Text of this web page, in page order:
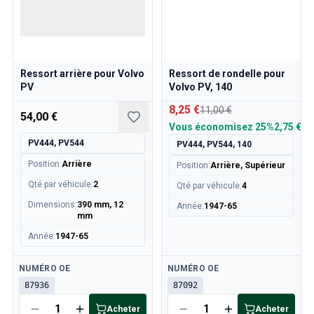
Volvo 140/164 Chauffage/Air frais
Volvo 140/164 Pièces intérieures
Volvo 140/164 Transmission/Suspension arrière
Volvo 140/164 Divers
Volvo 140/164 Roues/Enjoliveurs
Pièces Volvo 240/260
Volvo 240/260 Système de carburant/échappement
Volvo 240/260 Équipement électrique
Volvo 240/260 Pièces intérieures
Volvo 240/260 Pièces de moteur
Volvo 240/260 Pièces de carrosserie
Volvo 240/260 Chauffage/Air frais
Ressort arrière pour Volvo
PV
54,00 €
PV444, PV544
Position:Arrière
Qté par véhicule:2
Dimensions:390 mm, 12
mm
Année:1947-65
Disponible
NUMÉRO OE
87936
Acheter
Ressort de rondelle pour
Volvo PV, 140
8,25 €11,00 €
Vous économisez 25%2,75 €
PV444, PV544, 140
Position:Arrière, Supérieur
Qté par véhicule:4
Année:1947-65
Disponible
NUMÉRO OE
87092
Acheter